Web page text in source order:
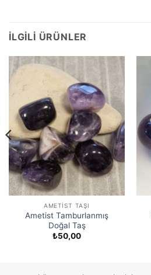
İLGILI ÜRÜNLER
AMETIST TAŞI
Ametist Tamburlanmış
Doğal Taş
₺50,00